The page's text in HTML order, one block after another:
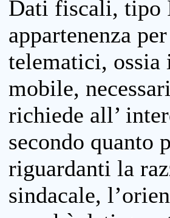
Dati fiscali, tipo
appartenenza
telematici, ossia
mobile,
richiede all’
secondo quanto
riguardanti la
sindacale,